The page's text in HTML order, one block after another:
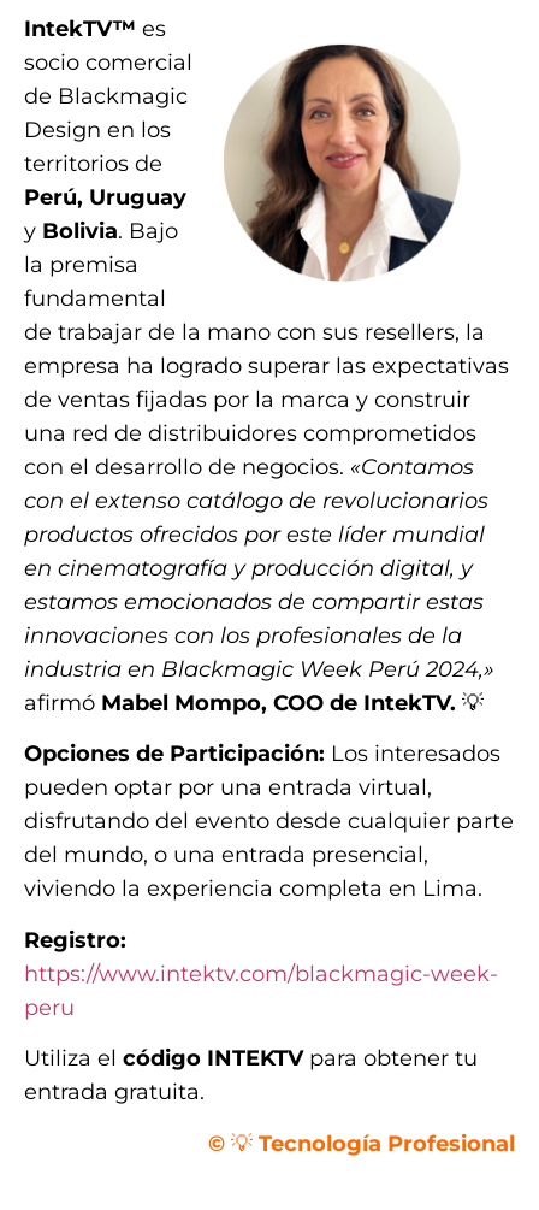
IntekTV™ es
socio comercial
de Blackmagic
Design en los
territorios de
Perú, Uruguay
y Bolivia. Bajo
la premisa
fundamental
de trabajar de la mano con sus resellers, la
empresa ha logrado superar las expectativas
de ventas fijadas por la marca y construir
una red de distribuidores comprometidos
con el desarrollo de negocios. «Contamos
con el extenso catálogo de revolucionarios
productos ofrecidos por este líder mundial
en cinematografía y producción digital, y
estamos emocionados de compartir estas
innovaciones con los profesionales de la
industria en Blackmagic Week Perú 2024,»
afirmó Mabel Mompo, COO de IntekTV. 💡
Opciones de Participación: Los interesados
pueden optar por una entrada virtual,
disfrutando del evento desde cualquier parte
del mundo, o una entrada presencial,
viviendo la experiencia completa en Lima.
Registro:
https://www.intektv.com/blackmagic-week-
peru
Utiliza el código INTEKTVpara obtener tu
entrada gratuita.
© 💡 Tecnología Profesional